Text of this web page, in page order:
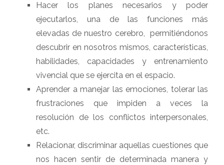
Hacer los planes necesarios y poder
ejecutarlos, una de las funciones más
elevadas de nuestro cerebro, permitiéndonos
descubrir en nosotros mismos, características,
habilidades, capacidades y entrenamiento
vivencial que se ejercita en el espacio.
Aprender a manejar las emociones, tolerar las
frustraciones que impiden a veces la
resolución de los conflictos interpersonales,
etc.
Relacionar, discriminar aquellas cuestiones que
nos hacen sentir de determinada manera y